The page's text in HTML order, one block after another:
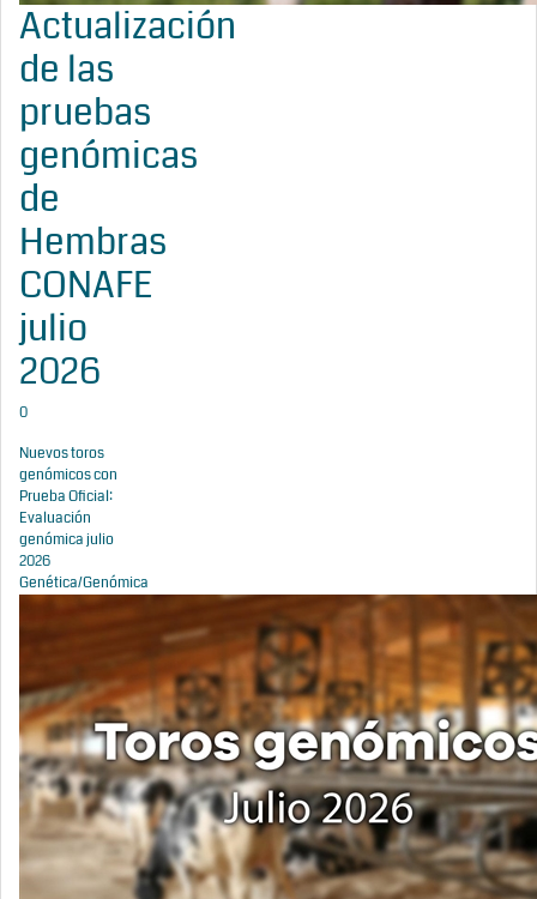
Actualización
de las
pruebas
genómicas
de
Hembras
CONAFE
julio
2026
0
Nuevos toros
genómicos con
Prueba Oficial:
Evaluación
genómica julio
2026
Genética/Genómica